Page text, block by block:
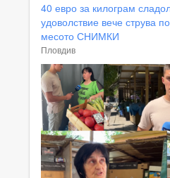
40 евро за килограм
удоволствие вече струва
месото СНИМКИ
Пловдив